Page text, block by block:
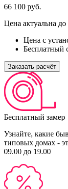
66 100 руб.
Цена актуальна
Цена с
Бесплатный
Заказать расчёт
Бесплатный замер
Узнайте, какие
типовых домах -
09.00 до 19.00